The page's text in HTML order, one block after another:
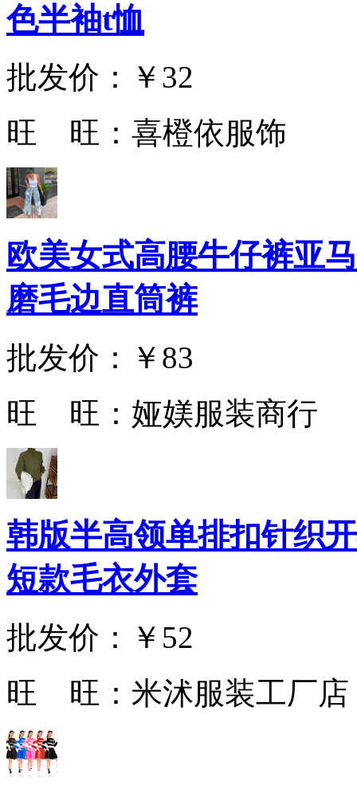
色半袖t恤
批发价：
￥32
旺 旺： 喜橙依服饰
欧美女式高腰牛仔裤亚
磨毛边直筒裤
批发价：
￥83
旺 旺： 娅媄服装商行
韩版半高领单排扣针织
短款毛衣外套
批发价：
￥52
旺 旺： 米沭服装工厂店